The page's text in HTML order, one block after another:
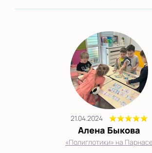
21.04.2024
Алена Быкова
«Полиглотики» на